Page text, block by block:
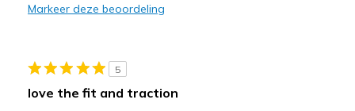
Beste toepassingen
Markeer deze beoordeling
5
love the fit and traction